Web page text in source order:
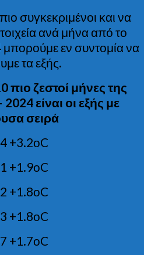
συγκεκριμένοι και να
ανά μήνα από το
εν συντομία να
τα εξής.
πιο ζεστοί μήνες της
είναι οι εξής με
σειρά
+3.2οC
+1.9οC
+1.8οC
+1.8οC
+1.7οC